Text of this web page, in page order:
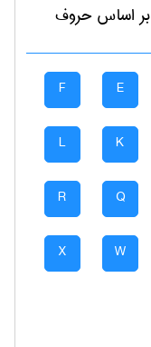
بر اساس حروف
E
F
K
L
Q
R
W
X